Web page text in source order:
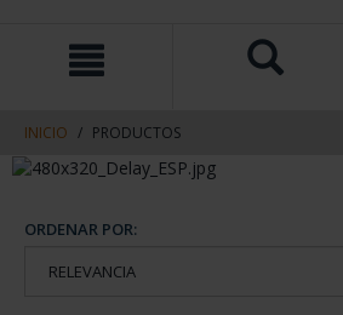
contenido
navegacin
INICIO PRODUCTOS
ORDENAR POR: